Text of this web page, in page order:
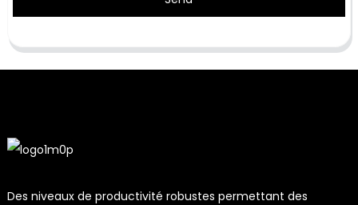
Des niveaux de productivité robustes permettant des